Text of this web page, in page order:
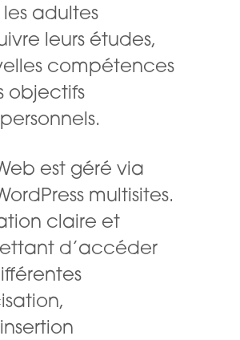
adultes
leurs études,
compétences
objectifs
est géré via
multisites.
claire et
d’accéder